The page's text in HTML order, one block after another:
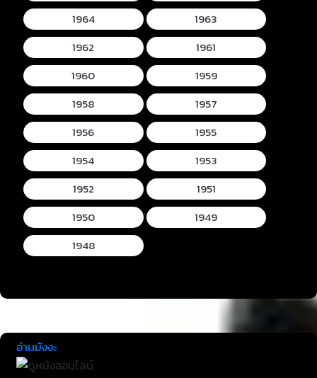
1964
1963
1962
1961
1960
1959
1958
1957
1956
1955
1954
1953
1952
1951
1950
1949
1948
อ่านมังงะ